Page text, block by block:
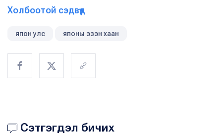
Холбоотой сэдвүүд
япон улс японы эзэн хаан
Сэтгэгдэл бичих